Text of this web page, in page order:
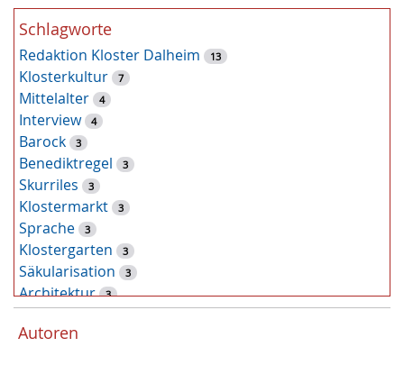
Schlagworte
Redaktion Kloster Dalheim 13
Klosterkultur 7
Mittelalter 4
Interview 4
Barock 3
Benediktregel 3
Skurriles 3
Klostermarkt 3
Sprache 3
Klostergarten 3
Säkularisation 3
Architektur 3
Pflanzen
Latein 2
Autoren